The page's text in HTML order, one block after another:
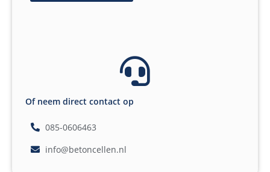
Of neem direct contact op
085-0606463
info@betoncellen.nl